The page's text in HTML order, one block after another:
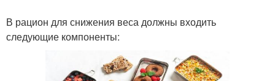
В рацион для снижения веса должны входить
следующие компоненты: